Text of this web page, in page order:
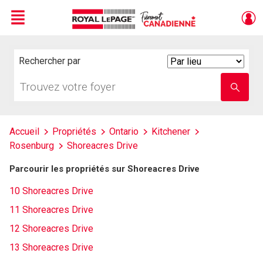
Menu
Rechercher par
votre
nom
Accueil Propriétés Ontario
Kitchener
Rosenburg
Shoreacres Drive
Parcourir les propriétés sur Shoreacres Drive
10 Shoreacres Drive
11 Shoreacres Drive
12 Shoreacres Drive
13 Shoreacres Drive